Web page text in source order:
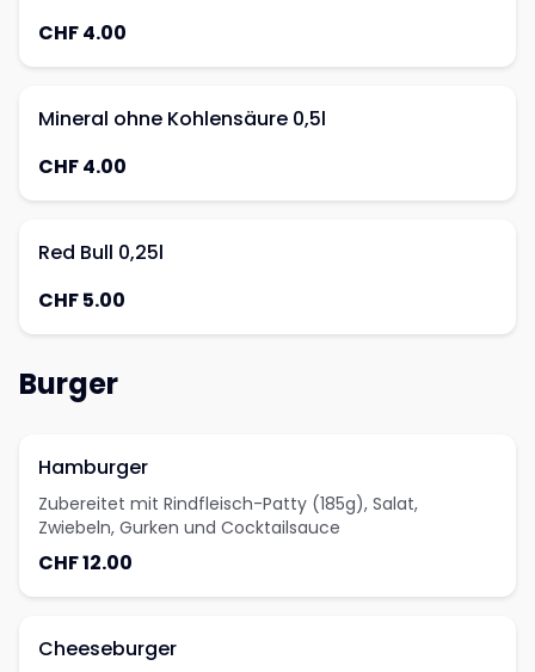
CHF 4.00
Mineral ohne Kohlensäure 0,5l
CHF 4.00
Red Bull 0,25l
CHF 5.00
Burger
Hamburger
Zubereitet mit Rindfleisch-Patty (185g), Salat,
Zwiebeln, Gurken und Cocktailsauce
CHF 12.00
Cheeseburger